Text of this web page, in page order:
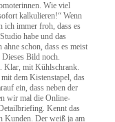
Wie viel
kalkulieren!“ Wenn
ich immer froh, dass es
habe und das
schon, dass es meist
Bild noch.
Klar, mit Kühlschrank.
dem Kistenstapel, das
ein, dass neben der
wir mal die Online-
Kennt das
Kunden. Der weiß ja am